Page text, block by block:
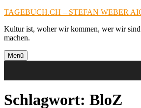
Zum
springen
TAGEBUCH.CH – STEFAN WEBER
Kultur ist, woher wir kommen, wer wir
machen.
Menü
Schlagwort: BloZ